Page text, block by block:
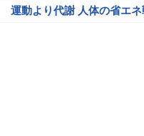
運動より代謝 人体の省エ